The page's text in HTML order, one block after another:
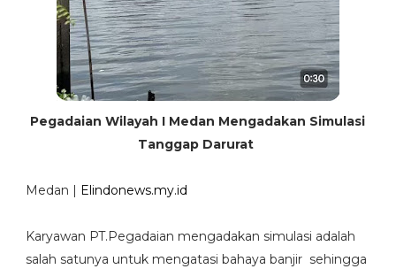
Pegadaian Wilayah I Medan Mengadakan Simulasi
Tanggap Darurat
Medan | Elindonews.my.id
Karyawan PT.Pegadaian mengadakan simulasi adalah
salah satunya untuk mengatasi bahaya banjir sehingga